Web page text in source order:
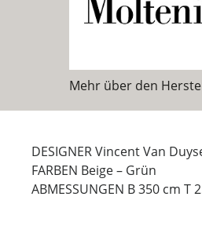
Mehr über den
DESIGNER Vincent Van
FARBEN Beige – Grün
ABMESSUNGEN B 350 cm T